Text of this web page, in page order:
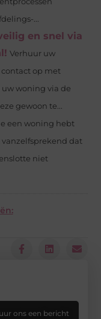
...
en snel via
Verhuur uw
op met
woning via de
gewoon te...
een woning hebt
dat
niet
ons een bericht